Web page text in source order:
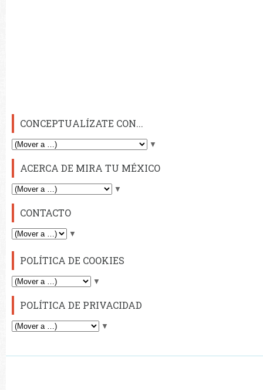
CONCEPTUALÍZATE CON...
▼
ACERCA DE MIRA TU MÉXICO
▼
CONTACTO
▼
POLÍTICA DE COOKIES
▼
POLÍTICA DE PRIVACIDAD
▼